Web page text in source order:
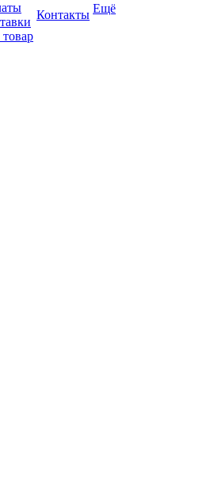
Контакты Ещё